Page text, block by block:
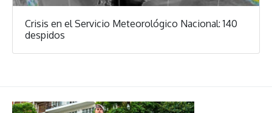
Crisis en el Servicio Meteorológico Nacional: 140
despidos